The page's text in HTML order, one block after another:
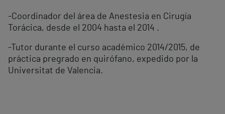
-Coordinador del área de Anestesia en Cirugía
Torácica, desde el 2004 hasta el 2014 .
-Tutor durante el curso académico 2014/2015, de
práctica pregrado en quirófano, expedido por la
Universitat de Valencia.